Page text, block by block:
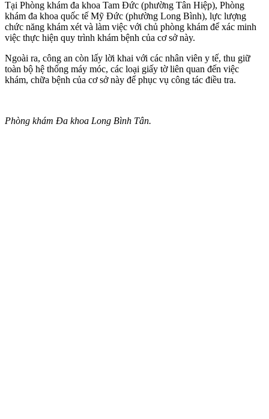
Tại Phòng khám đa khoa Tam Đức (phường Tân Hiệp), Phòng
khám đa khoa quốc tế Mỹ Đức (phường Long Bình), lực lượng
chức năng khám xét và làm việc với chủ phòng khám để xác minh
việc thực hiện quy trình khám bệnh của cơ sở này.
Ngoài ra, công an còn lấy lời khai với các nhân viên y tế, thu giữ
toàn bộ hệ thống máy móc, các loại giấy tờ liên quan đến việc
khám, chữa bệnh của cơ sở này để phục vụ công tác điều tra.
Phòng khám Đa khoa Long Bình Tân.